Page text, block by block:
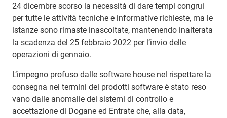
24 dicembre scorso la necessità di dare tempi congrui
per tutte le attività tecniche e informative richieste, ma le
istanze sono rimaste inascoltate, mantenendo inalterata
la scadenza del 25 febbraio 2022 per l’invio delle
operazioni di gennaio.
L’impegno profuso dalle software house nel rispettare la
consegna nei termini dei prodotti software è stato reso
vano dalle anomalie dei sistemi di controllo e
accettazione di Dogane ed Entrate che, alla data,